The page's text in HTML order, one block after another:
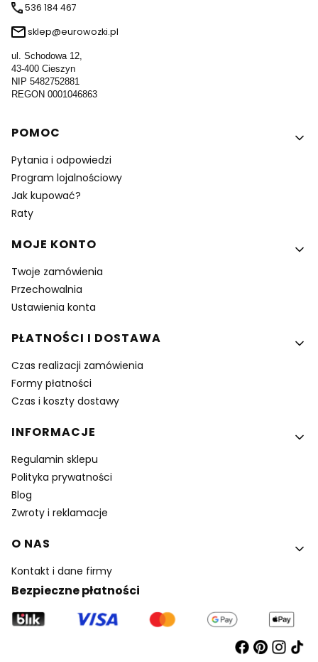
536 184 467
sklep@eurowozki.pl
ul. Schodowa 12,
43-400 Cieszyn
NIP 5482752881
REGON 0001046863
Linki w stopce
POMOC
Pytania i odpowiedzi
Program lojalnościowy
Jak kupować?
Raty
MOJE KONTO
Twoje zamówienia
Przechowalnia
Ustawienia konta
PŁATNOŚCI I DOSTAWA
Czas realizacji zamówienia
Formy płatności
Czas i koszty dostawy
INFORMACJE
Regulamin sklepu
Polityka prywatności
Blog
Zwroty i reklamacje
O NAS
Kontakt i dane firmy
Bezpieczne płatności